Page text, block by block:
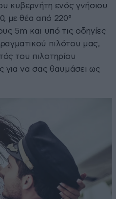
κυβερνήτη ενός γνήσιου
με θέα από 220°
5m και υπό τις οδηγίες
πιλότου μας,
του πιλοτηρίου
για να σας θαυμάσει ως